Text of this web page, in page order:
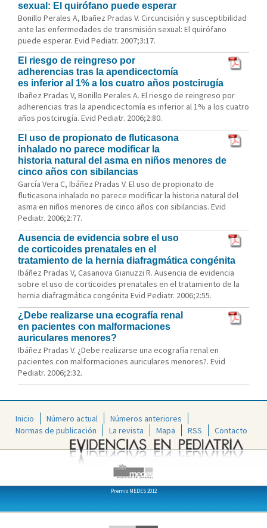
sexual: El quirófano puede esperar
Bonillo Perales A, Ibañez Pradas V. Circuncisión y susceptibilidad
ante las enfermedades de transmisión sexual: El quirófano
puede esperar. Evid Pediatr. 2007;3:17.
El riesgo de reingreso por
adherencias tras la apendicectomía
es inferior al 1% a los cuatro años postcirugía
Ibañez Pradas V, Bonillo Perales A. El riesgo de reingreso por
adherencias tras la apendicectomía es inferior al 1% a los cuatro
años postcirugía. Evid Pediatr. 2006;2:80.
El uso de propionato de fluticasona
inhalado no parece modificar la
historia natural del asma en niños menores de
cinco años con sibilancias
García Vera C, Ibáñez Pradas V. El uso de propionato de
fluticasona inhalado no parece modificar la historia natural del
asma en niños menores de cinco años con sibilancias. Evid
Pediatr. 2006;2:77.
Ausencia de evidencia sobre el uso
de corticoides prenatales en el
tratamiento de la hernia diafragmática congénita
Ibáñez Pradas V, Casanova Gianuzzi R. Ausencia de evidencia
sobre el uso de corticoides prenatales en el tratamiento de la
hernia diafragmática congénita Evid Pediatr. 2006;2:55.
¿Debe realizarse una ecografía renal
en pacientes con malformaciones
auriculares menores?
Ibáñez Pradas V. ¿Debe realizarse una ecografía renal en
pacientes con malformaciones auriculares menores?. Evid
Pediatr. 2006;2:32.
Inicio Número actual
Números anteriores
Normas de publicación
La revista Mapa RSS Contacto
Premio MEDES 2012